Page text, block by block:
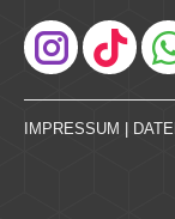
IMPRESSUM